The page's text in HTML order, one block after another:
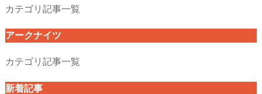
カテゴリ記事一覧
アークナイツ
カテゴリ記事一覧
新着記事